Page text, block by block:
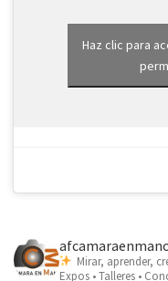
Haz clic para
Mirar, aprender,
Expos • Talleres •